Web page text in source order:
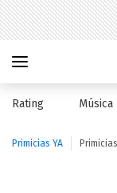
Rating Música
Primicias YA